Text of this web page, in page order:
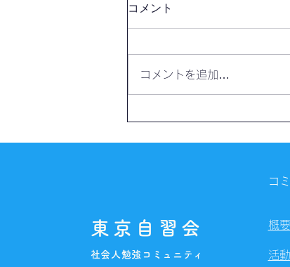
コメント
コメントを追加…
東京自習会
社会人勉強コミュニティ
コ
概要
活